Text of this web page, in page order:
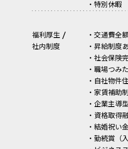
・特別休暇
福利厚生 /
社内制度
・交通費全
・昇給制度
・社会保険
・職場つみ
・自社物件
・家賃補助
・企業主導
・資格取得
・結婚祝い
・勤続賞（